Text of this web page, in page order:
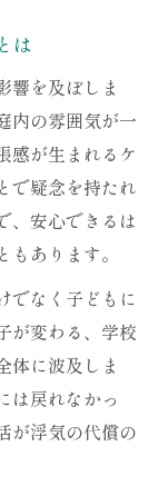
大きい理由
る被害者の
実
動の重要性
実と対応策
かを考える
われる
い場合の代
れ
のコツ
は
響を及ぼしま
内の雰囲気が一
感が生まれるケ
で疑念を持たれ
、安心できるは
あります。
でなく子どもに
が変わる、学校
体に波及しま
は戻れなかっ
が浮気の代償の